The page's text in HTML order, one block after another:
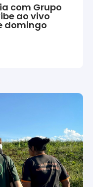
com Grupo
ao vivo
domingo